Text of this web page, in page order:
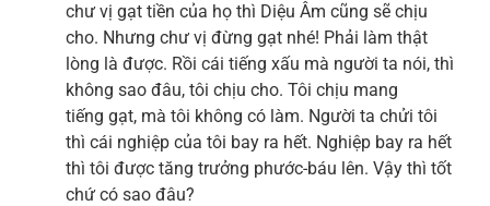
chư vị gạt tiền của họ thì Diệu Âm cũng sẽ chịu
cho. Nhưng chư vị đừng gạt nhé! Phải làm thật
lòng là được. Rồi cái tiếng xấu mà người ta nói, thì
không sao đâu, tôi chịu cho. Tôi chịu mang
tiếng gạt, mà tôi không có làm. Người ta chửi tôi
thì cái nghiệp của tôi bay ra hết. Nghiệp bay ra hết
thì tôi được tăng trưởng phước-báu lên. Vậy thì tốt
chứ có sao đâu?